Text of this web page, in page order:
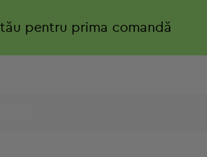
pentru prima comandă